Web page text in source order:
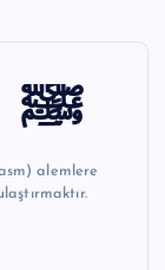
Resulullah ﷺ
alemlere